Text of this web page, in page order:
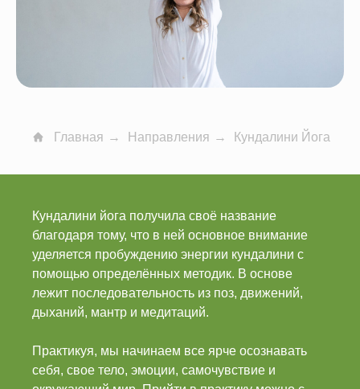
Главная → Направления → Кундалини Йога
Кундалини йога получила своё название
благодаря тому, что в ней основное внимание
уделяется пробуждению энергии кундалини с
помощью определённых методик. В основе
лежит последовательность из поз, движений,
дыханий, мантр и медитаций.
Практикуя, мы начинаем все ярче осознавать
себя, свое тело, эмоции, самочувствие и